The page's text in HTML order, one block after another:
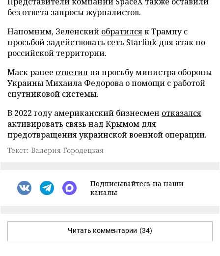
без ответа запросы журналистов.
Напомним, Зеленский обратилсяк Трампу с
просьбой задействовать сеть Starlink для атак по
российской территории.
Маск ранее ответилна просьбу министра обороны
Украины Михаила Федорова о помощи с работой
спутниковой системы.
В 2022 году американский бизнесмен отказался
активировать связь над Крымом для
предотвращения украинской военной операции.
Текст: Валерия Городецкая
Подписывайтесь на наши
каналы
Читать комментарии (34)